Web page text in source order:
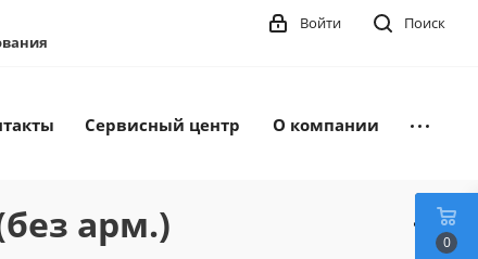
Поиск
Войти
Сервисный центр О компании
арм.) 0